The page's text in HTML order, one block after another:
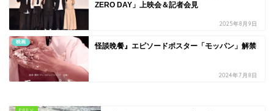
ZERO DAY」上映会＆記者会見
2025年8月9日
映画 怪談晩餐』エピソードポスター「モッパン」解禁
2024年7月8日